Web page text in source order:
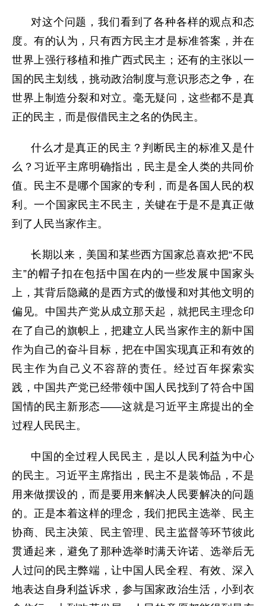
对这个问题，我们看到了各种各样的观点和态
度。有的认为，只有西方民主才是标准答案，并在
世界上强行移植和推广西式民主；还有的主张以一
国的民主划线，挑动政治制度与意识形态之争，在
世界上制造分裂和对立。毫无疑问，这些都不是真
正的民主，而是假借民主之名的伪民主。
什么才是真正的民主？判断民主的标准又是什
么？习近平主席明确指出，民主是全人类的共同价
值。民主不是哪个国家的专利，而是各国人民的权
利。一个国家民主不民主，关键在于是不是真正做
到了人民当家作主。
长期以来，美国和某些西方国家总喜欢把“不民
主”的帽子扣在包括中国在内的一些发展中国家头
上，其背后隐藏的是西方式的傲慢和对其他文明的
偏见。中国共产党从成立那天起，就把民主理念印
在了自己的旗帜上，把建立人民当家作主的新中国
作为自己的奋斗目标，把在中国实现真正和有效的
民主作为自己义不容辞的责任。经过百年探索实
践，中国共产党已经带领中国人民找到了符合中国
国情的民主新形态——这就是习近平主席提出的全
过程人民民主。
中国的全过程人民民主，是以人民利益为中心
的民主。习近平主席指出，民主不是装饰品，不是
用来做摆设的，而是要用来解决人民要解决的问题
的。正是本着这样的理念，我们把民主选举、民主
协商、民主决策、民主管理、民主监督等环节彼此
贯通起来，避免了那种选举时满天许诺、选举后无
人过问的民主弊端，让中国人民全程、有效、深入
地表达自身利益诉求，参与国家政治生活，小到衣